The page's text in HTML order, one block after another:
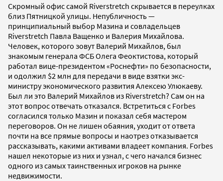
Скромный офис самой Riverstretch скрывается в переулках
близ Пятницкой улицы. Непубличность —
принципиальный выбор Мазина и совладельцев
Riverstretch Павла Ващенко и Валерия Михайлова.
Человек, которого зовут Валерий Михайлов, был
знакомым генерала ФСБ Олега Феоктистова, который
работал вице-президентом «Роснефти» по безопасности,
и одолжил $2 млн для передачи в виде взятки экс-
министру экономического развития Алексею Улюкаеву.
Был ли это Валерий Михайлов из Riverstretch? Сам он на
этот вопрос отвечать отказался. Встретиться с Forbes
согласился только Мазин и показал себя мастером
переговоров. Он не лишен обаяния, уходит от ответа
почти на все прямые вопросы и наотрез отказывается
рассказывать, какими активами владеет компания. Forbes
нашел некоторые из них и узнал, с чего начался бизнес
одного из самых таинственных игроков на рынке
недвижимости.